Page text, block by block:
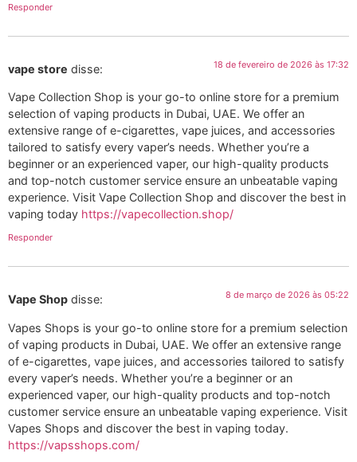
Responder
vape store​ disse: 18 de fevereiro de 2026 às 17:32
Vape Collection Shop is your go-to online store for a premium
selection of vaping products in Dubai, UAE. We offer an
extensive range of e-cigarettes, vape juices, and accessories
tailored to satisfy every vaper’s needs. Whether you’re a
beginner or an experienced vaper, our high-quality products
and top-notch customer service ensure an unbeatable vaping
experience. Visit Vape Collection Shop and discover the best in
vaping today https://vapecollection.shop/
Responder
Vape Shop disse: 8 de março de 2026 às 05:22
Vapes Shops is your go-to online store for a premium selection
of vaping products in Dubai, UAE. We offer an extensive range
of e-cigarettes, vape juices, and accessories tailored to satisfy
every vaper’s needs. Whether you’re a beginner or an
experienced vaper, our high-quality products and top-notch
customer service ensure an unbeatable vaping experience. Visit
Vapes Shops and discover the best in vaping today.
https://vapsshops.com/